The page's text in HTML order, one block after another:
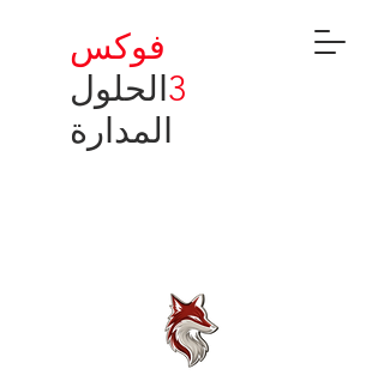
فوكس
3الحلول
المدارة